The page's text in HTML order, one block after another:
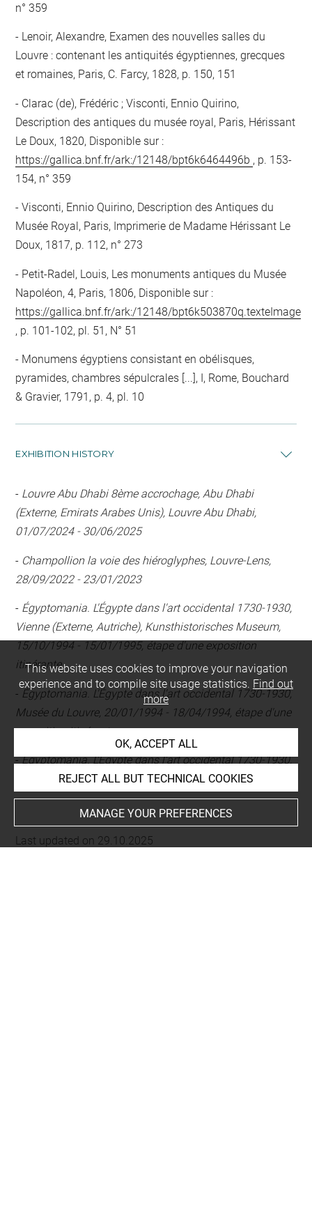
n° 359
Lenoir, Alexandre, Examen des nouvelles salles du
Louvre : contenant les antiquités égyptiennes, grecques
et romaines, Paris, C. Farcy, 1828, p. 150, 151
Clarac (de), Frédéric ; Visconti, Ennio Quirino,
Description des antiques du musée royal, Paris, Hérissant
Le Doux, 1820, Disponible sur :
https://gallica.bnf.fr/ark:/12148/bpt6k6464496b , p. 153-
154, n° 359
Visconti, Ennio Quirino, Description des Antiques du
Musée Royal, Paris, Imprimerie de Madame Hérissant Le
Doux, 1817, p. 112, n° 273
Petit-Radel, Louis, Les monuments antiques du Musée
Napoléon, 4, Paris, 1806, Disponible sur :
https://gallica.bnf.fr/ark:/12148/bpt6k503870q.texteImage
, p. 101-102, pl. 51, N° 51
Monumens égyptiens consistant en obélisques,
pyramides, chambres sépulcrales [...], I, Rome, Bouchard
& Gravier, 1791, p. 4, pl. 10
EXHIBITION HISTORY
- Louvre Abu Dhabi 8ème accrochage, Abu Dhabi
(Externe, Emirats Arabes Unis), Louvre Abu Dhabi,
01/07/2024 - 30/06/2025
- Champollion la voie des hiéroglyphes, Louvre-Lens,
28/09/2022 - 23/01/2023
- Égyptomania. L'Égypte dans l'art occidental 1730-1930,
Vienne (Externe, Autriche), Kunsthistorisches Museum,
15/10/1994 - 15/01/1995, étape d'une exposition
itinérante
- Égyptomania. L'Égypte dans l'art occidental 1730-1930,
Musée du Louvre, 20/01/1994 - 18/04/1994, étape d'une
exposition itinérante
-Égyptomania. L'Égypte dans l'art occidental 1730-1930,
20/01/1994 - 15/01/1995
Last updated on 29.10.2025
This website uses cookies to improve your navigation
experience and to compile site usage statistics. Find out
more
OK, ACCEPT ALL
REJECT ALL BUT TECHNICAL COOKIES
MANAGE YOUR PREFERENCES